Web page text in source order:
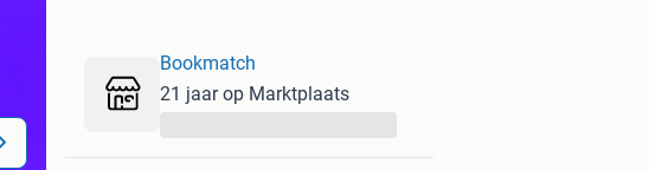
Bookmatch
21 jaar op Marktplaats